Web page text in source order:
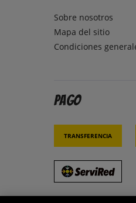
Sobre nosotros
Mapa del sitio
Condiciones
Pago
Transferencia